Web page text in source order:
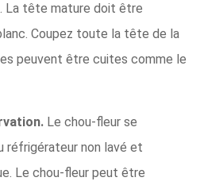
La tête mature doit être
Coupez toute la tête de la
peuvent être cuites comme le
Le chou-fleur se
réfrigérateur non lavé et
Le chou-fleur peut être